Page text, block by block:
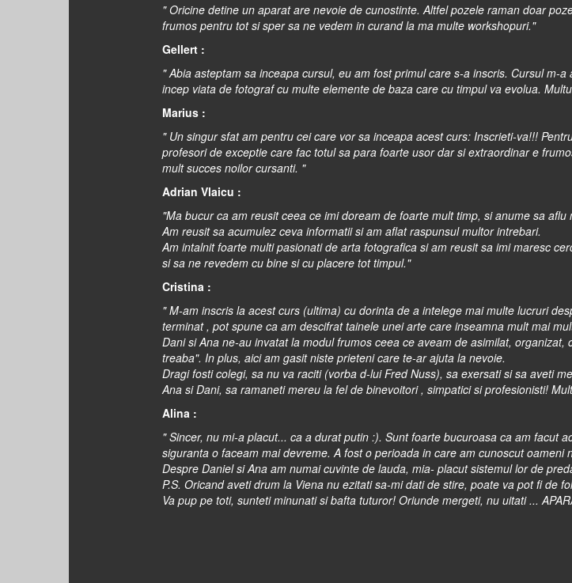
" Oricine detine un aparat are nevoie de cunostinte. Altfel pozele raman doar
frumos pentru tot si sper sa ne vedem in curand la ma multe workshopuri."
Gellert :
"Abia asteptam sa inceapa cursul, eu am fost primul care s-a inscris. Cursul m-
incep viata de fotograf cu multe elemente de baza care cu timpul va evolua.
Marius :
" Un singur sfat am pentru cei care vor sa inceapa acest curs: Inscrieti-va!!!
profesori de exceptie care fac totul sa para foarte usor dar si extraordinar e
mult succes noilor cursanti. "
Adrian Vlaicu :
"Ma bucur ca am reusit ceea ce imi doream de foarte mult timp, si anume sa
Am reusit sa acumulez ceva informatii si am aflat raspunsul multor intrebari.
Am intalnit foarte multi pasionati de arta fotografica si am reusit sa imi maresc
si sa ne revedem cu bine si cu placere tot timpul."
Cristina :
" M-am inscris la acest curs (ultima) cu dorinta de a intelege mai multe lucruri
terminat , pot spune ca am descifrat tainele unei arte care inseamna mult mai
Dani si Ana ne-au invatat la modul frumos ceea ce aveam de asimilat,
treaba". In plus, aici am gasit niste prieteni care te-ar ajuta la nevoie.
Dragi fosti colegi, sa nu va raciti (vorba d-lui Fred Nuss), sa exersati si sa aveti
Ana si Dani, sa ramaneti mereu la fel de binevoitori , simpatici si profesionisti!
Alina :
" Sincer, nu mi-a placut... ca a durat putin :). Sunt foarte bucuroasa ca am facut
siguranta o faceam mai devreme. A fost o perioada in care am cunoscut
Despre Daniel si Ana am numai cuvinte de lauda, mia- placut sistemul lor de
P.S. Oricand aveti drum la Viena nu ezitati sa-mi dati de stire, poate va pot fi de
Va pup pe toti, sunteti minunati si bafta tuturor! Oriunde mergeti, nu uitati ...